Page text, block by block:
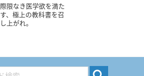
際限なき医学欲を満た
す、極上の教科書を召
し上がれ。